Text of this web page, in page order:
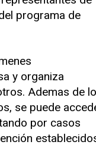
programa de
y organiza
Ademas de
se puede
por casos